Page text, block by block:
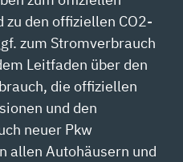
den offiziellen CO2-
zum Stromverbrauch
Leitfaden über den
die offiziellen
und den
neuer Pkw
allen Autohäusern und